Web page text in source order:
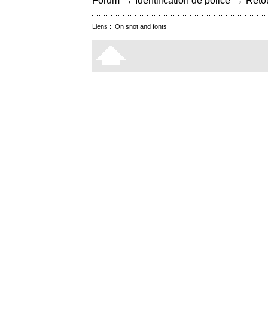
Liens : On snot and fonts